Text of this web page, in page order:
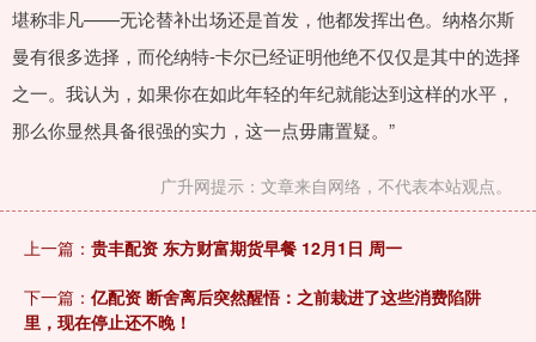
堪称非凡——无论替补出场还是首发，他都发挥出色。纳格尔斯
曼有很多选择，而伦纳特-卡尔已经证明他绝不仅仅是其中的选择
之一。我认为，如果你在如此年轻的年纪就能达到这样的水平，
那么你显然具备很强的实力，这一点毋庸置疑。”
广升网提示：文章来自网络，不代表本站观点。
上一篇： 贵丰配资 东方财富期货早餐 12月1日 周一
下一篇： 亿配资 断舍离后突然醒悟：之前栽进了这些消费陷阱
里，现在停止还不晚！